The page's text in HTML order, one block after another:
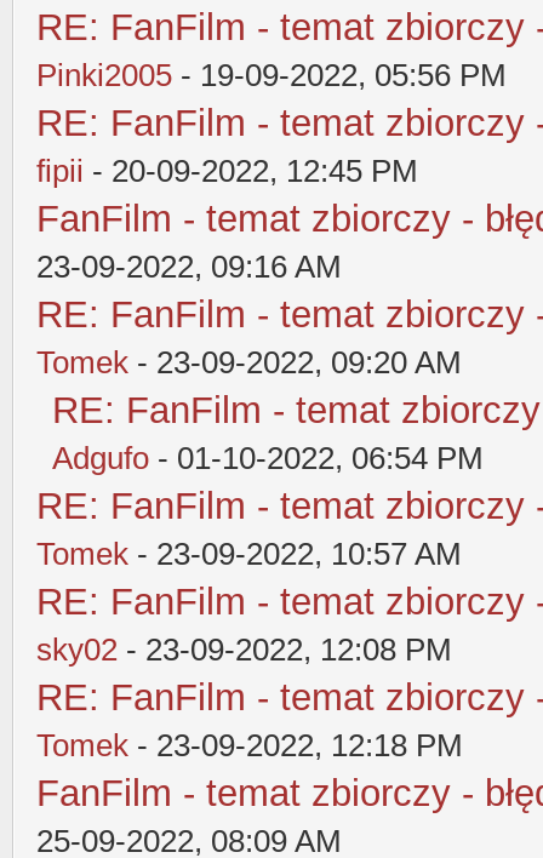
RE: FanFilm - temat zbiorczy
Pinki2005 - 19-09-2022, 05:56 PM
RE: FanFilm - temat zbiorczy
fipii - 20-09-2022, 12:45 PM
FanFilm - temat zbiorczy -
23-09-2022, 09:16 AM
RE: FanFilm - temat zbiorczy
Tomek - 23-09-2022, 09:20 AM
RE: FanFilm - temat
Adgufo - 01-10-2022, 06:54 PM
RE: FanFilm - temat zbiorczy
Tomek - 23-09-2022, 10:57 AM
RE: FanFilm - temat zbiorczy
sky02 - 23-09-2022, 12:08 PM
RE: FanFilm - temat zbiorczy
Tomek - 23-09-2022, 12:18 PM
FanFilm - temat zbiorczy -
25-09-2022, 08:09 AM